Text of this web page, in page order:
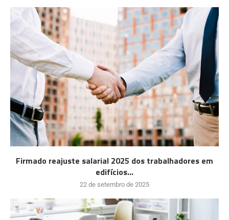
Firmado reajuste salarial 2025 dos trabalhadores em
edifícios...
22 de setembro de 2025